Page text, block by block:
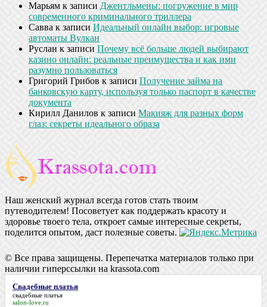
Марьям к записи Джентльмены: погружение в мир
современного криминального триллера
Савва к записи Идеальный онлайн выбор: игровые
автоматы Вулкан
Руслан к записи Почему всё больше людей выбирают
казино онлайн: реальные преимущества и как ими
разумно пользоваться
Григорий Грибов к записи Получение займа на
банковскую карту, используя только паспорт в качестве
документа
Кирилл Данилов к записи Макияж для разных форм
глаз: секреты идеального образа
Наш женский журнал всегда готов стать твоим
путеводителем! Посоветует как поддержать красоту и
здоровье твоего тела, откроет самые интересные секреты,
поделится опытом, даст полезные советы.
© Все права защищены. Перепечатка материалов только при
наличии гиперссылки на krassota.com
Свадебные платья
свадебные платья
salon-love.ru